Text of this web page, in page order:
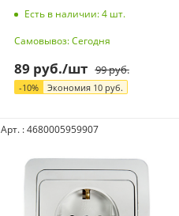
Есть в наличии: 4шт.
Самовывоз: Сегодня
89 руб./шт 99руб.
-10% Экономия 10руб.
Арт. : 4680005959907